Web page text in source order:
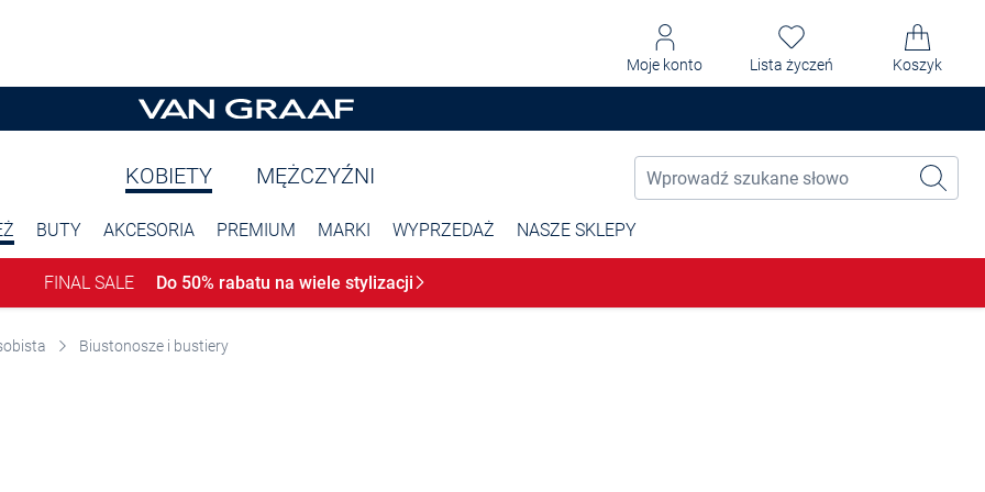
Moje konto Lista życzeń Koszyk
KOBIETY MĘŻCZYŹNI
BUTY AKCESORIA PREMIUM MARKI WYPRZEDAŻ NASZE SKLEPY
FINAL SALE Do 50% rabatu na wiele stylizacji
Biustonosze i bustiery